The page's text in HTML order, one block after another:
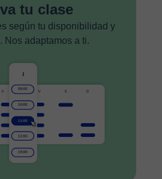
tu clase
según tu disponibilidad y
Nos adaptamos a ti.